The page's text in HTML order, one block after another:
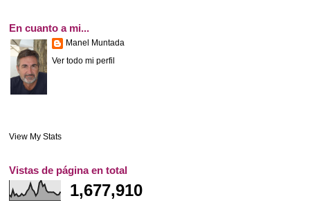
En cuanto a mi...
Manel Muntada
Ver todo mi perfil
View My Stats
Vistas de página en total
1,677,910